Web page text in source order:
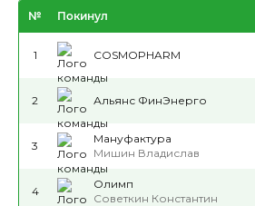
№ Покинул
1 COSMOPHARM
2 Альянс ФинЭнерго
3
Мануфактура
Мишин Владислав
4
Олимп
Советкин Константин